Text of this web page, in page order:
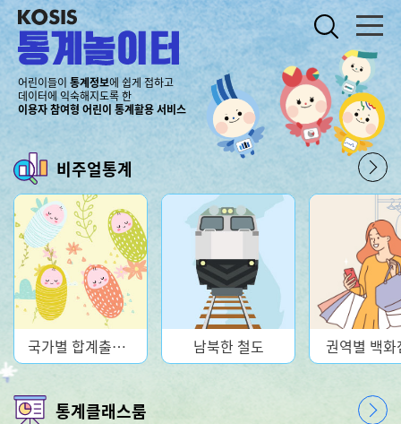
주요메뉴 바로가기
콘텐츠 바로가기
어린이들이 통계정보에 쉽게 접하고
데이터에 익숙해지도록 한
이용자 참여형 어린이 통계활용 서비스
비주얼통계
국가별 합계출산율 남북한 철도 권역별 백화
통계클래스룸